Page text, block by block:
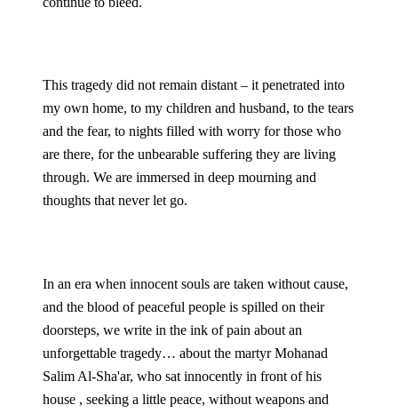
This tragedy did not remain distant – it penetrated into
my own home, to my children and husband, to the tears
and the fear, to nights filled with worry for those who
are there, for the unbearable suffering they are living
through. We are immersed in deep mourning and
thoughts that never let go.
In an era when innocent souls are taken without cause,
and the blood of peaceful people is spilled on their
doorsteps, we write in the ink of pain about an
unforgettable tragedy… about the martyr Mohanad
Salim Al-Sha'ar, who sat innocently in front of his
house , seeking a little peace, without weapons and